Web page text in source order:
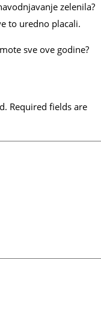
zelenila?
to uredno placali.
sve ove godine?
Required fields are